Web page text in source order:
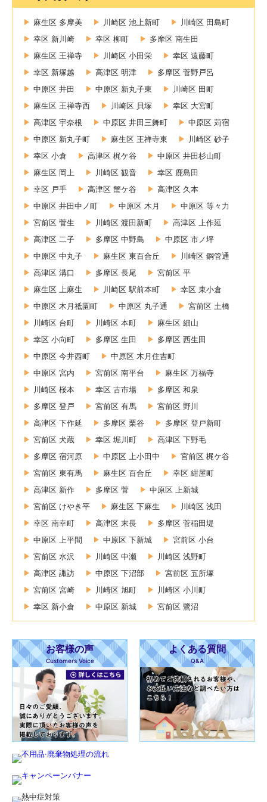
麻生区 多摩美 川崎区 池上新町
川崎区 田島町
幸区 新川崎
幸区 柳町
多摩区 南生田
麻生区 王禅寺
川崎区 小田栄
幸区 遠藤町
幸区 新塚越
高津区 明津
多摩区 菅野戸呂
中原区 井田
中原区 新丸子東
川崎区 田町
麻生区 王禅寺西
川崎区 貝塚
幸区 大宮町
高津区 宇奈根
中原区 井田三舞町
中原区 苅宿
中原区 新丸子町
麻生区 王禅寺東
川崎区 砂子
幸区 小倉
高津区 梶ケ谷
中原区 井田杉山町
麻生区 岡上
川崎区 観音
幸区 鹿島田
幸区 戸手
高津区 蟹ケ谷
高津区 久本
中原区 井田中ノ町
中原区 木月
中原区 等々力
宮前区 菅生
川崎区 渡田新町
高津区 上作延
高津区 二子
多摩区 中野島
中原区 市ノ坪
中原区 中丸子
麻生区 東百合丘
川崎区 鋼管通
高津区 溝口
多摩区 長尾
宮前区 平
麻生区 上麻生
川崎区 駅前本町
幸区 東小倉
中原区 木月祗園町
中原区 丸子通
宮前区 土橋
川崎区 台町
川崎区 本町
麻生区 細山
幸区 小向町
多摩区 生田
多摩区 西生田
中原区 今井西町
中原区 木月住吉町
中原区 宮内
宮前区 南平台
麻生区 万福寺
川崎区 桜本
幸区 古市場
多摩区 和泉
多摩区 登戸
宮前区 有馬
宮前区 野川
高津区 下作延
多摩区 栗谷
多摩区 登戸新町
宮前区 犬蔵
幸区 堀川町
高津区 下野毛
多摩区 宿河原
中原区 上小田中
宮前区 梶ケ谷
宮前区 東有馬
麻生区 百合丘
幸区 紺屋町
高津区 新作
多摩区 菅
中原区 上新城
宮前区 けやき平
麻生区 下麻生
川崎区 浅田
幸区 南幸町
高津区 末長
多摩区 菅稲田堤
中原区 上平間
中原区 下新城
宮前区 小台
宮前区 水沢
川崎区 中瀬
川崎区 浅野町
高津区 諏訪
中原区 下沼部
宮前区 五所塚
宮前区 宮崎
川崎区 旭町
川崎区 小川町
幸区 新小倉
中原区 新城 宮前区 鷺沼
お客様の声
Customers Voice
よくある質問
Q&A